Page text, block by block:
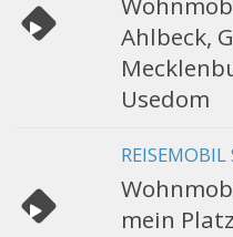
Ahlbeck,
Usedom
mein Platz